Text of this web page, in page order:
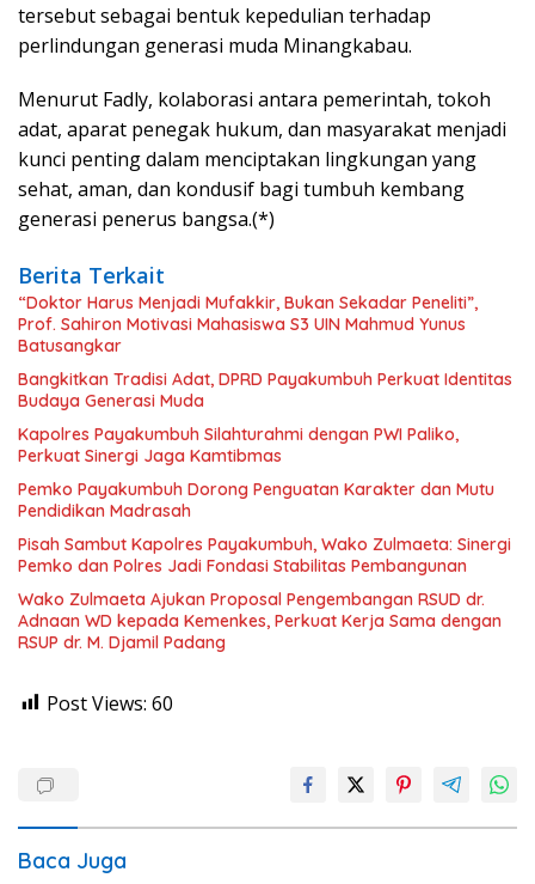
tersebut sebagai bentuk kepedulian terhadap
perlindungan generasi muda Minangkabau.
Menurut Fadly, kolaborasi antara pemerintah, tokoh
adat, aparat penegak hukum, dan masyarakat menjadi
kunci penting dalam menciptakan lingkungan yang
sehat, aman, dan kondusif bagi tumbuh kembang
generasi penerus bangsa.(*)
Berita Terkait
“Doktor Harus Menjadi Mufakkir, Bukan Sekadar Peneliti”,
Prof. Sahiron Motivasi Mahasiswa S3 UIN Mahmud Yunus
Batusangkar
Bangkitkan Tradisi Adat, DPRD Payakumbuh Perkuat Identitas
Budaya Generasi Muda
Kapolres Payakumbuh Silahturahmi dengan PWI Paliko,
Perkuat Sinergi Jaga Kamtibmas
Pemko Payakumbuh Dorong Penguatan Karakter dan Mutu
Pendidikan Madrasah
Pisah Sambut Kapolres Payakumbuh, Wako Zulmaeta: Sinergi
Pemko dan Polres Jadi Fondasi Stabilitas Pembangunan
Wako Zulmaeta Ajukan Proposal Pengembangan RSUD dr.
Adnaan WD kepada Kemenkes, Perkuat Kerja Sama dengan
RSUP dr. M. Djamil Padang
Post Views: 60
Baca Juga